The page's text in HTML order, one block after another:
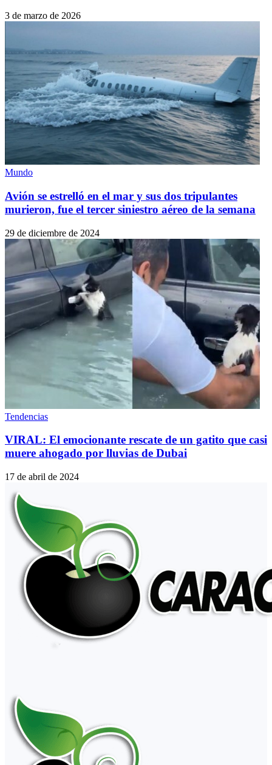
3 de marzo de 2026
Mundo
Avión se estrelló en el mar y sus dos tripulantes
murieron, fue el tercer siniestro aéreo de la semana
29 de diciembre de 2024
Tendencias
VIRAL: El emocionante rescate de un gatito que casi
muere ahogado por lluvias de Dubai
17 de abril de 2024